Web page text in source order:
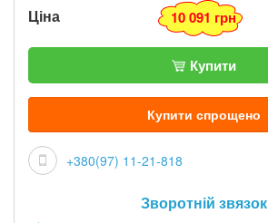
Ціна 10 091 грн
Купити
Купити спрощено
+380(97) 11-21-818
Зворотній звязок